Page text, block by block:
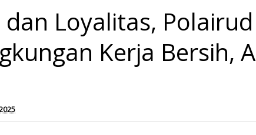
Loyalitas, Polairud
Kerja Bersih,